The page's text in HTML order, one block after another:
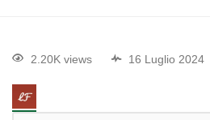
2.20K views 16 Luglio 2024